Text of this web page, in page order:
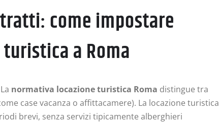
come impostare
a Roma
normativa locazione turistica Roma distingue tra
case vacanza o affittacamere). La locazione turistica
brevi, senza servizi tipicamente alberghieri